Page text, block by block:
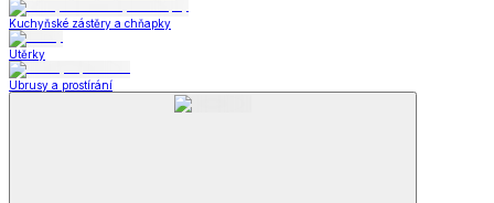
Kuchyňské zástěry a chňapky
Utěrky
Ubrusy a prostírání